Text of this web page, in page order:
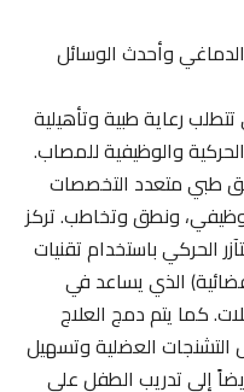
وأحدث الوسائل
رعاية طبية وتأهيلية
والوظيفية للمصاب.
طبي متعدد التخصصات
ونطق وتخاطب. تركز
الحركي باستخدام تقنيات
الذي يساعد في
يتم دمج العلاج
العضلية وتسهيل
إلى تدريب الطفل على